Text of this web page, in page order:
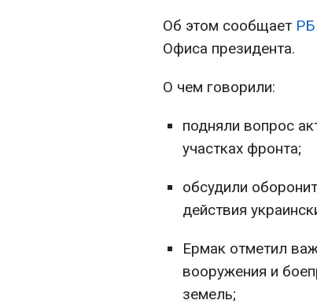
Об этом сообщает
Офиса президента.
О чем говорили:
подняли вопрос
участках фронта;
обсудили
действия
Ермак отметил
вооружения и
земель;